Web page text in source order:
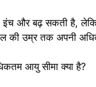
और बढ़ सकती है,
की उम्र तक अपनी
आयु सीमा क्या है?